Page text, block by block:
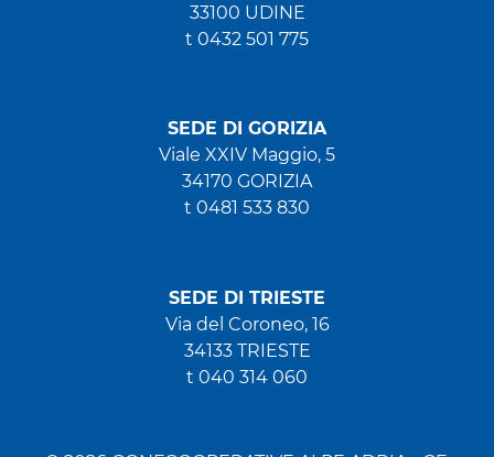
33100 UDINE
t 0432 501 775
SEDE DI GORIZIA
Viale XXIV Maggio, 5
34170 GORIZIA
t 0481 533 830
SEDE DI TRIESTE
Via del Coroneo, 16
34133 TRIESTE
t 040 314 060